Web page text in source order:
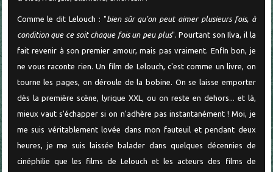
Comme le dit Lelouch : "bien sûr qu'on peut aimer plusieurs fois, à
condition que ce soit chaque fois un peu plus". Pourtant son Ilva, il la
fait revenir à son premier amour, mais pas vraiment. Enfin bon, je
ne vous raconte rien. Un film de Lelouch, c'est comme un livre, on
tourne les pages, on déroule de la bobine. On se laisse emporter
dès la première scène, lyrique XXL, ou on reste en dehors... et là,
mieux vaut s'échapper si on n'adhère pas instantanément ! Moi, je
me suis véritablement lovée dans mon fauteuil et pendant deux
heures, je me suis laissée balader dans quelques décennies de
cinéphilie que les films de Lelouch et les acteurs des films de